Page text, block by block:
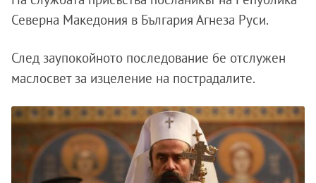
Северна Македония в България Агнеза Руси.
След заупокойното последование бе отслужен
маслосвет за изцеление на пострадалите.